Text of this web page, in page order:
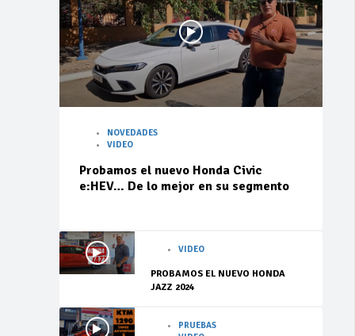
NOVEDADES
VIDEO
Probamos el nuevo Honda Civic
e:HEV… De lo mejor en su segmento
VIDEO
PROBAMOS EL NUEVO HONDA
JAZZ 2024
PRUEBAS